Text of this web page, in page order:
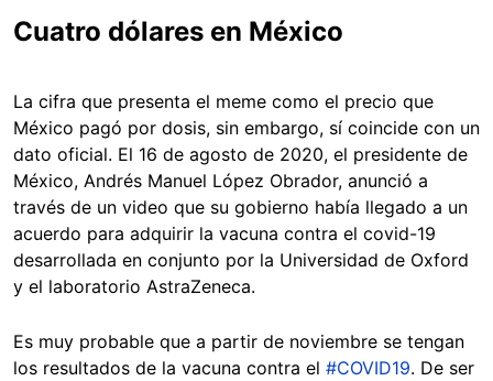
Cuatro dólares en México
La cifra que presenta el meme como el precio que
México pagó por dosis, sin embargo, sí coincide con un
dato oficial. El 16 de agosto de 2020, el presidente de
México, Andrés Manuel López Obrador, anunció a
través de un video que su gobierno había llegado a un
acuerdo para adquirir la vacuna contra el covid-19
desarrollada en conjunto por la Universidad de Oxford
y el laboratorio AstraZeneca.
Es muy probable que a partir de noviembre se tengan
los resultados de la vacuna contra el #COVID19. De ser